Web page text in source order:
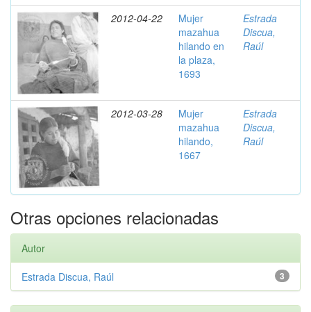
2012-04-22
Mujer
mazahua
hilando en
la plaza,
1693
Estrada
Discua,
Raúl
2012-03-28
Mujer
mazahua
hilando,
1667
Estrada
Discua,
Raúl
Otras opciones relacionadas
Autor
3
Estrada Discua, Raúl